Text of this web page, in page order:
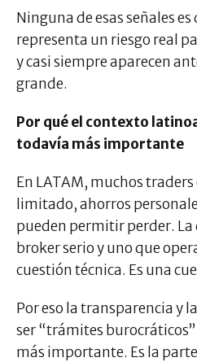
Ninguna de esas señales
representa un riesgo real
y casi siempre aparecen
grande.
Por qué el contexto
todavía más importante
En LATAM, muchos
limitado, ahorros
pueden permitir perder.
broker serio y uno que
cuestión técnica. Es una
Por eso la transparencia y
ser “trámites burocráticos”
más importante. Es la